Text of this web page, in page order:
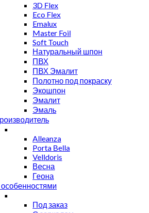
3D Flex
Eco Flex
Emalux
Master Foil
Soft Touch
Натуральный шпон
ПВХ
ПВХ Эмалит
Полотно под покраску
Экошпон
Эмалит
Эмаль
Alleanza
Porta Bella
Velldoris
Весна
Геона
Под заказ